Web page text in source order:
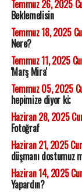
Temmuz 26, 2025
Beklemelisin
Temmuz 18, 2025
Nere?
Temmuz 11, 2025
'Marş Mira'
Temmuz 05, 2025
hepimize diyor ki;
Haziran 28, 2025
Fotoğraf
Haziran 21, 2025
düşmanı dostumuz
Haziran 14, 2025
Yapardın?